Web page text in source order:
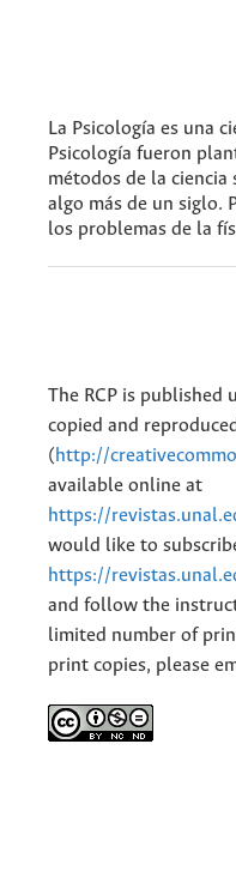
La Psicología es una
Psicología fueron
métodos de la ciencia
algo más de un siglo.
los problemas de la
The RCP is published
copied and
(http://
available online at
https://
would like to
https://
and follow the
limited number of
print copies, please